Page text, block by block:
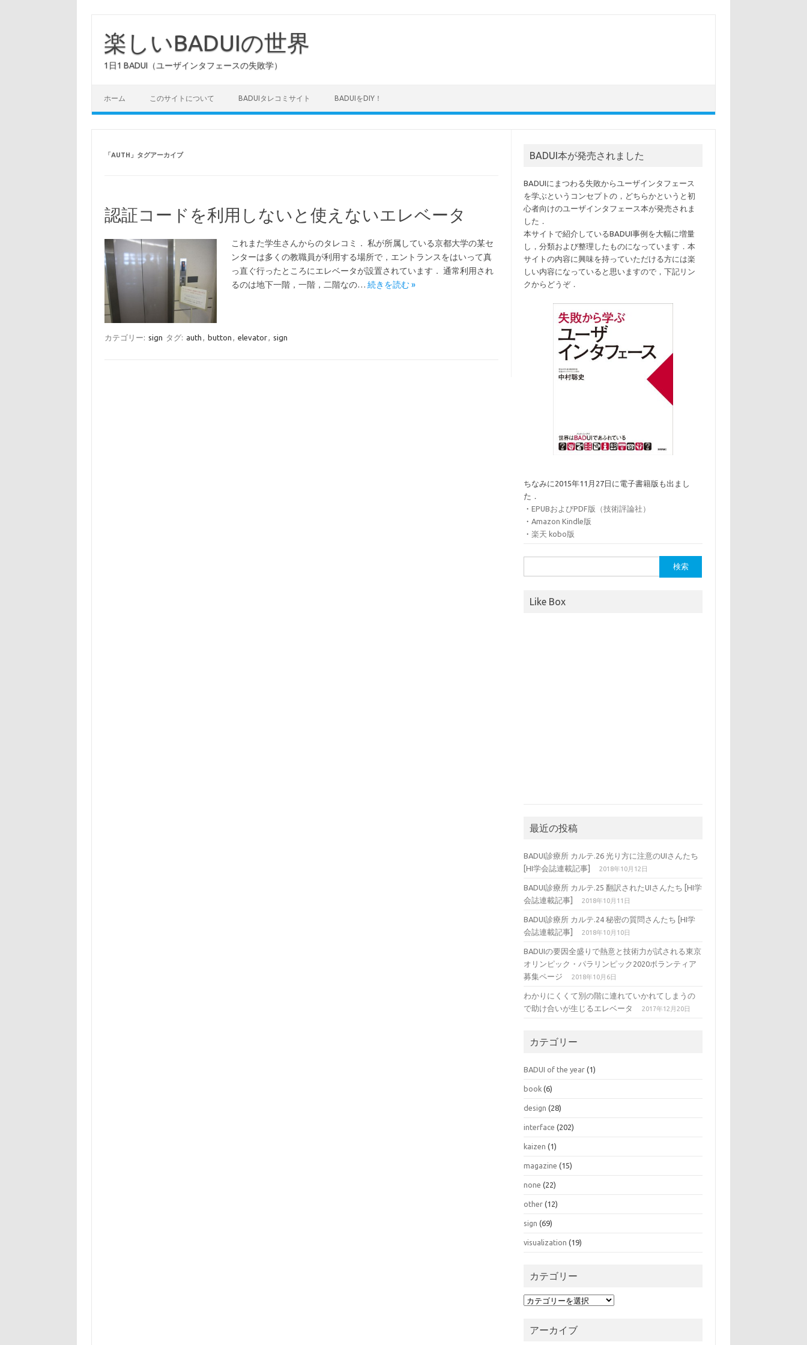
楽しいBADUIの世界
1日1 BADUI（ユーザインタフェースの失敗学）
ホーム このサイトについて BADUIタレコミサイト BADUIをDIY！
「AUTH 」タグアーカイブ
認証コードを利用しないと使えないエレベータ
これまた学生さんからのタレコミ． 私が所属している京都大学の某セ
ンターは多くの教職員が利用する場所で，エントランスをはいって真
っ直ぐ行ったところにエレベータが設置されています． 通常利用され
るのは地下一階，一階，二階なの… 続きを読む »
カテゴリー: sign タグ: auth , button , elevator, sign
BADUI本が発売されました
BADUIにまつわる失敗からユーザインタフェース
を学ぶというコンセプトの，どちらかというと初
心者向けのユーザインタフェース本が発売されま
した．
本サイトで紹介しているBADUI事例を大幅に増量
し，分類および整理したものになっています．本
サイトの内容に興味を持っていただける方には楽
しい内容になっていると思いますので，下記リン
クからどうぞ．
ちなみに2015年11月27日に電子書籍版も出まし
た．
・EPUBおよびPDF版（技術評論社）
・Amazon Kindle版
・楽天 kobo版
索:
Like Box
最近の投稿
BADUI診療所 カルテ.26 光り方に注意のUIさんたち
[HI学会誌連載記事]
2018年10月12日
BADUI診療所 カルテ.25 翻訳されたUIさんたち [HI学
会誌連載記事]
2018年10月11日
BADUI診療所 カルテ.24 秘密の質問さんたち [HI学
会誌連載記事]
2018年10月10日
BADUIの要因全盛りで熱意と技術力が試される東京
オリンピック・パラリンピック2020ボランティア
募集ページ
2018年10月6日
わかりにくくて別の階に連れていかれてしまうの
で助け合いが生じるエレベータ
2017年12月20日
カテゴリー
BADUI of the year (1)
book (6)
design (28)
interface (202)
kaizen (1)
magazine (15)
none (22)
other (12)
sign (69)
visualization (19)
カテゴリー
カ
リアーカイブ